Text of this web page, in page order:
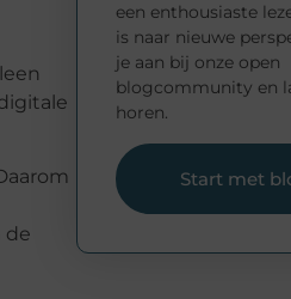
de
een enthousiaste
is naar nieuwe
je aan bij onze open
blogcommunity en
horen.
Start met